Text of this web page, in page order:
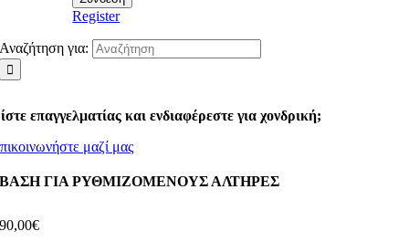
Register
Αναζήτηση για:
επαγγελματίας και ενδιαφέρεστε για χονδρική;
μαζί μας
ΒΑΣΗ ΓΙΑ ΡΥΘΜΙΖΟΜΕΝΟΥΣ ΑΛΤΗΡΕΣ
90,00€